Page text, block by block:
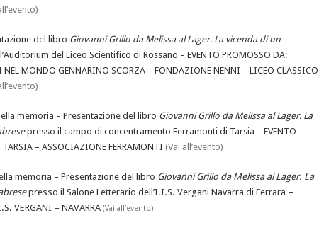
del libro Giovanni Grillo da Melissa al Lager. La vicenda di un
del Liceo Scientifico di Rossano – EVENTO PROMOSSO DA:
MONDO GENNARINO SCORZA – FONDAZIONE NENNI – LICEO CLASSICO
memoria – Presentazione del libro Giovanni Grillo da Melissa al Lager. La
presso il campo di concentramento Ferramonti di Tarsia – EVENTO
– ASSOCIAZIONE FERRAMONTI (Vai all’evento)
memoria – Presentazione del libro Giovanni Grillo da Melissa al Lager. La
presso il Salone Letterario dell’I.I.S. Vergani Navarra di Ferrara –
VERGANI – NAVARRA (Vai all’evento)